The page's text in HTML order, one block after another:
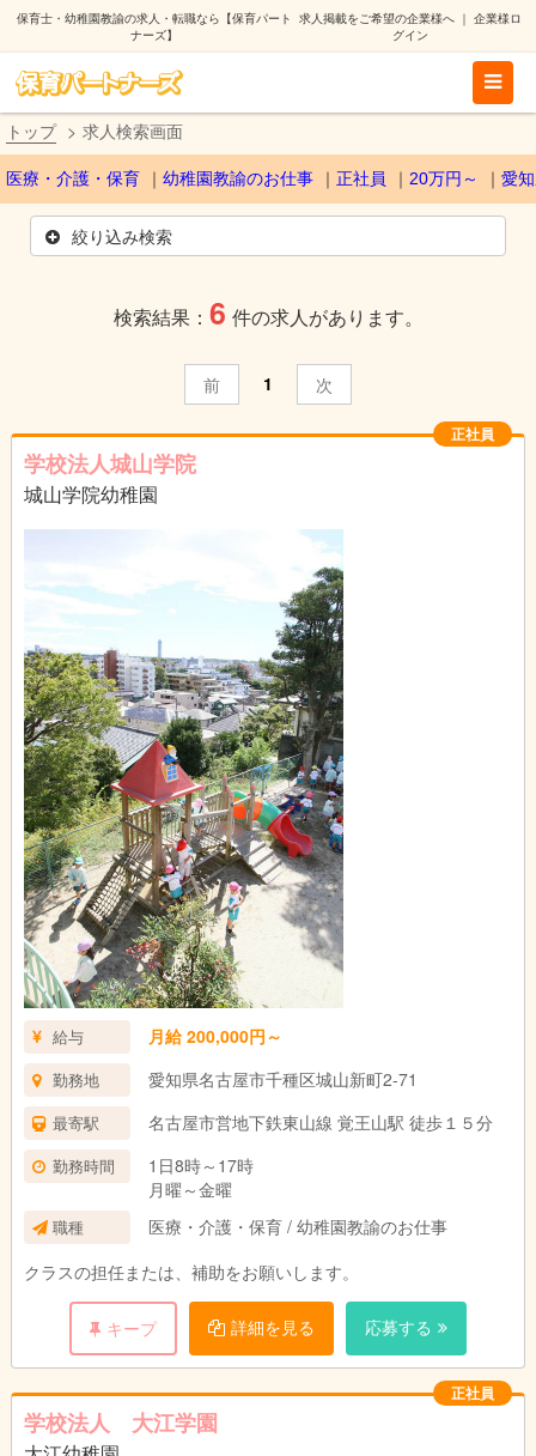
保育士・幼稚園教諭の求人・転職なら【保育パート
ナーズ】
求人掲載をご希望の企業様へ｜ 企業様ロ
グイン
トップ 求人検索画面
医療・介護・保育 幼稚園教諭のお仕事 正社員 20万円～ 愛
絞り込み検索
検索結果： 6 件の求人があります。
前 1 次
正社員
学校法人城山学院
城山学院幼稚園
給与 月給 200,000円～
勤務地 愛知県名古屋市千種区城山新町2-71
最寄駅 名古屋市営地下鉄東山線 覚王山駅 徒歩１５分
勤務時間
1日8時～17時
月曜～金曜
職種
医療・介護・保育 / 幼稚園教諭のお仕事
クラスの担任または、補助をお願いします。
キープ 詳細を見る 応募する
正社員
学校法人 大江学園